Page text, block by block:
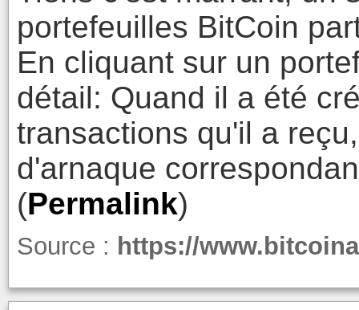
portefeuilles BitCoin
En cliquant sur un
détail: Quand il a été
transactions qu'il a
d'arnaque
(Permalink)
Source : https://